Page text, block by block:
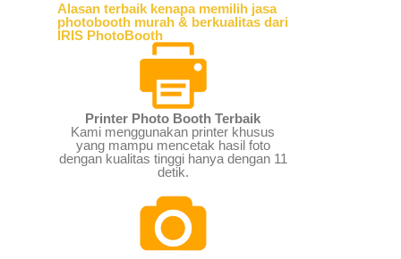
Alasan terbaik kenapa memilih jasa
photobooth murah & berkualitas dari
IRIS PhotoBooth
Printer Photo Booth Terbaik
Kami menggunakan printer khusus
yang mampu mencetak hasil foto
dengan kualitas tinggi hanya dengan 11
detik.